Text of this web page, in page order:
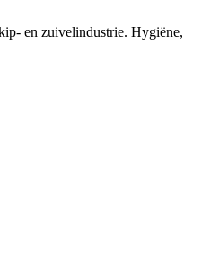
en zuivelindustrie. Hygiëne,